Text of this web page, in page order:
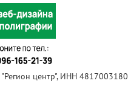
центр", ИНН 4817003180